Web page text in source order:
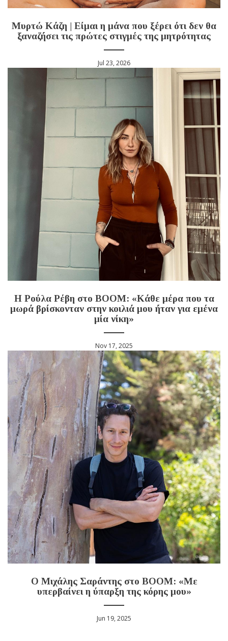
Μυρτώ Κάζη | Είμαι η μάνα που ξέρει ότι δεν θα
ξαναζήσει τις πρώτες στιγμές της μητρότητας
Jul 23, 2026
Η Ρούλα Ρέβη στο BOOM: «Κάθε μέρα που τα
μωρά βρίσκονταν στην κοιλιά μου ήταν για εμένα
μία νίκη»
Nov 17, 2025
Ο Μιχάλης Σαράντης στο BOOM: «Με
υπερβαίνει η ύπαρξη της κόρης μου»
Jun 19, 2025